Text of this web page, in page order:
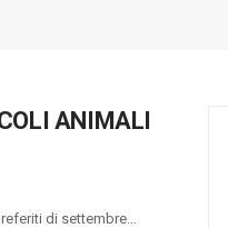
ANIMALI
di settembre…